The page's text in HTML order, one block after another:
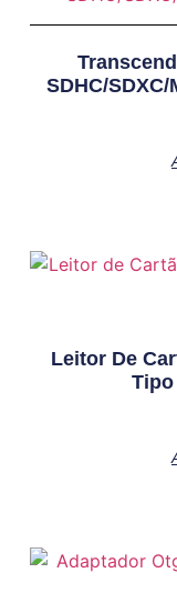
SDHC/
Leitor De
Tipo